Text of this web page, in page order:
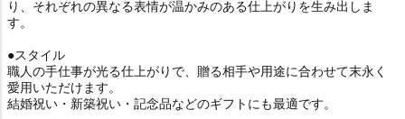
り、それぞれの異なる表情が温かみのある仕上がりを生み出しま
す。
●スタイル
職人の手仕事が光る仕上がりで、贈る相手や用途に合わせて末永く
愛用いただけます。
結婚祝い・新築祝い・記念品などのギフトにも最適です。